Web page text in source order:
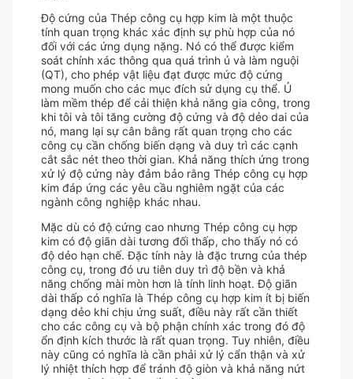
Độ cứng của Thép công cụ hợp kim là một thuộc
tính quan trọng khác xác định sự phù hợp của nó
đối với các ứng dụng nặng. Nó có thể được kiểm
soát chính xác thông qua quá trình ủ và làm nguội
(QT), cho phép vật liệu đạt được mức độ cứng
mong muốn cho các mục đích sử dụng cụ thể. Ủ
làm mềm thép để cải thiện khả năng gia công, trong
khi tôi và tôi tăng cường độ cứng và độ dẻo dai của
nó, mang lại sự cân bằng rất quan trọng cho các
công cụ cần chống biến dạng và duy trì các cạnh
cắt sắc nét theo thời gian. Khả năng thích ứng trong
xử lý độ cứng này đảm bảo rằng Thép công cụ hợp
kim đáp ứng các yêu cầu nghiêm ngặt của các
ngành công nghiệp khác nhau.
Mặc dù có độ cứng cao nhưng Thép công cụ hợp
kim có độ giãn dài tương đối thấp, cho thấy nó có
độ dẻo hạn chế. Đặc tính này là đặc trưng của thép
công cụ, trong đó ưu tiên duy trì độ bền và khả
năng chống mài mòn hơn là tính linh hoạt. Độ giãn
dài thấp có nghĩa là Thép công cụ hợp kim ít bị biến
dạng dẻo khi chịu ứng suất, điều này rất cần thiết
cho các công cụ và bộ phận chính xác trong đó độ
ổn định kích thước là rất quan trọng. Tuy nhiên, điều
này cũng có nghĩa là cần phải xử lý cẩn thận và xử
lý nhiệt thích hợp để tránh độ giòn và khả năng nứt